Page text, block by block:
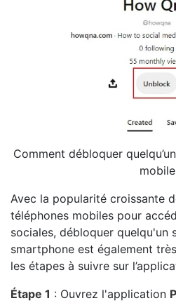
Comment débloquer
mobile
Avec la popularité croissante
téléphones mobiles pour
sociales, débloquer quelqu'un
smartphone est également
les étapes à suivre sur
Étape 1 : Ouvrez l'application